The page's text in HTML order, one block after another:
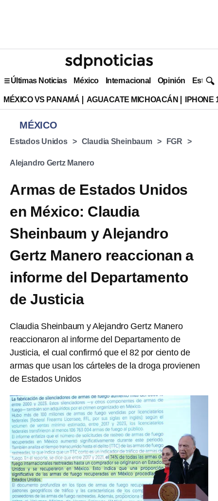
Últimas Noticias México Internacional Opinión Estilo
MÉXICO VS PANAMÁ AGUACATE MICHOACÁN IPHONE
MÉXICO
Estados Unidos Claudia Sheinbaum FGR
Alejandro Gertz Manero
Armas de Estados Unidos
en México: Claudia
Sheinbaum y Alejandro
Gertz Manero reaccionan a
informe del Departamento
de Justicia
Claudia Sheinbaum y Alejandro Gertz Manero
reaccionaron al informe del Departamento de
Justicia, el cual confirmó que el 82 por ciento de
armas que usan los cárteles de la droga provienen
de Estados Unidos